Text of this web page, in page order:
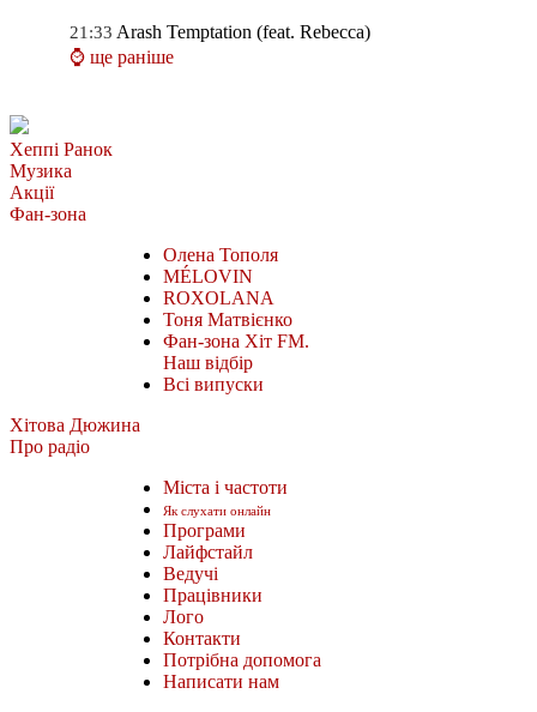
21:33 Arash Temptation (feat. Rebecca)
⌚ ще раніше
Хеппі Ранок
Музика
Акції
Фан-зона
Олена Тополя
MÉLOVIN
ROXOLANA
Тоня Матвієнко
Фан-зона Хіт FM.
Наш відбір
Всі випуски
Хітова Дюжина
Про радіо
Міста і частоти
Як слухати онлайн
Програми
Лайфстайл
Ведучі
Працівники
Лого
Контакти
Потрібна допомога
Написати нам